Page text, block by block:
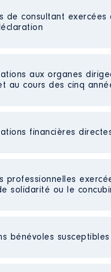
de consultant
aux organes
au cours des cinq
financières
professionnelles
solidarité ou le
: Enseignant
: Professeur de Droit
bénévoles